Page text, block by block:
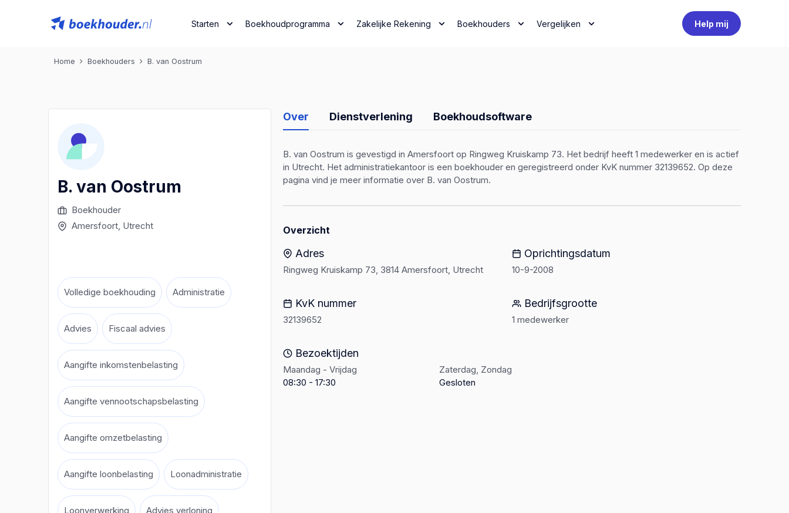
Starten Boekhoudprogramma Zakelijke Rekening Boekhouders Vergelijken Help mij
Home Boekhouders B. van Oostrum
B. van Oostrum
Boekhouder
Amersfoort, Utrecht
Volledige boekhouding Administratie
Advies Fiscaal advies
Aangifte inkomstenbelasting
Aangifte vennootschapsbelasting
Aangifte omzetbelasting
Aangifte loonbelasting Loonadministratie
Loonverwerking Advies verloning
Over Dienstverlening Boekhoudsoftware
B. van Oostrum is gevestigd in Amersfoort op Ringweg Kruiskamp 73. Het bedrijf heeft 1 medewerker en is actief
in Utrecht. Het administratiekantoor is een boekhouder en geregistreerd onder KvK nummer 32139652. Op deze
pagina vind je meer informatie over B. van Oostrum.
Overzicht
Adres
Ringweg Kruiskamp 73, 3814 Amersfoort, Utrecht
Oprichtingsdatum
10-9-2008
KvK nummer
32139652
Bedrijfsgrootte
1 medewerker
Bezoektijden
Maandag - Vrijdag
08:30 - 17:30
Zaterdag, Zondag
Gesloten